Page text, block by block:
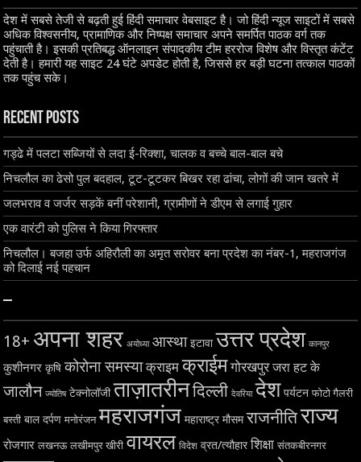
देश में सबसे तेजी से बढ़ती हुई हिंदी समाचार वेबसाइट है। जो हिंदी न्यूज साइटों में सबसे
अधिक विश्वसनीय, प्रामाणिक और निष्पक्ष समाचार अपने समर्पित पाठक वर्ग तक
पहुंचाती है। इसकी प्रतिबद्ध ऑनलाइन संपादकीय टीम हररोज विशेष और विस्तृत कंटेंट
देती है। हमारी यह साइट 24 घंटे अपडेट होती है, जिससे हर बड़ी घटना तत्काल पाठकों
तक पहुंच सके।
Recent Posts
गड्ढे में पलटा सब्जियों से लदा ई-रिक्शा, चालक व बच्चे बाल-बाल बचे
निचलौल का ढेसो पुल बदहाल, टूट-टूटकर बिखर रहा ढांचा, लोगों की जान खतरे में
जलभराव व जर्जर सड़कें बनीं परेशानी, ग्रामीणों ने डीएम से लगाई गुहार
एक वारंटी को पुलिस ने किया गिरफ्तार
निचलौल। बजहा उर्फ अहिरौली का अमृत सरोवर बना प्रदेश का नंबर-1, महराजगंज
को दिलाई नई पहचान
–
18+ अपना शहर अयोध्या आस्था इटावा उत्तर प्रदेश कानपुर
कुशीनगर कृषि कोरोना समस्या क्राइम क्राईम गोरखपुर जरा हट के
जालौन ज्योतिष टेक्नोलॉजी ताज़ातरीनदिल्ली देवरिया देश पर्यटन फोटो गैलरी
बस्ती बाल दर्पण मनोरंजन महराजगंज महाराष्ट्र मौसम राजनीतिराज्य
रोजगार लखनऊ लखीमपुर खीरी वायरल विदेश व्रत/त्यौहार शिक्षा संतकबीरनगर